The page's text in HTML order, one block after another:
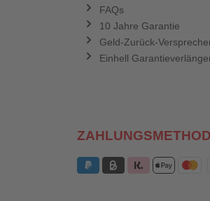
FAQs
10 Jahre Garantie
Geld-Zurück-
Einhell